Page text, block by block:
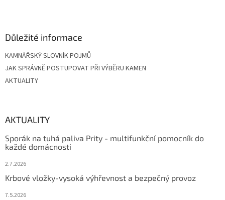
Důležité informace
KAMNÁŘSKÝ SLOVNÍK POJMŮ
JAK SPRÁVNĚ POSTUPOVAT PŘI VÝBĚRU KAMEN
AKTUALITY
AKTUALITY
Sporák na tuhá paliva Prity - multifunkční pomocník do
každé domácnosti
2.7.2026
Krbové vložky-vysoká výhřevnost a bezpečný provoz
7.5.2026